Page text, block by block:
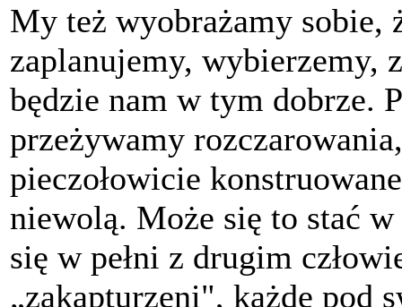
My też wyobrażamy sobie,
zaplanujemy, wybierzemy,
będzie nam w tym dobrze.
przeżywamy
pieczołowicie
niewolą. Może się to stać
się w pełni z drugim
„zakapturzeni", każde pod